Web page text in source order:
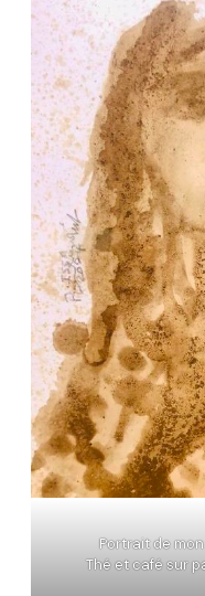
Portrait de
Thé et café sur